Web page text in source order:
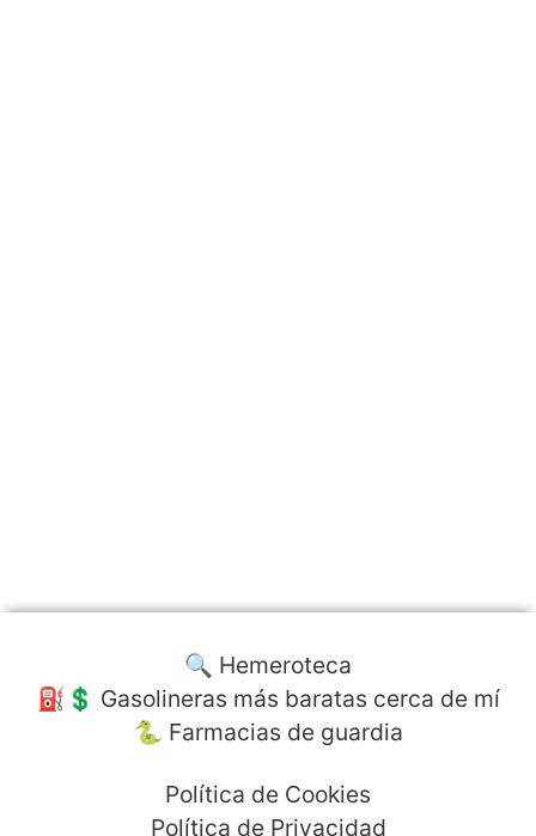
🔍 Hemeroteca
⛽️💲 Gasolineras más baratas cerca de mí
🐍 Farmacias de guardia
Política de Cookies
Política de Privacidad